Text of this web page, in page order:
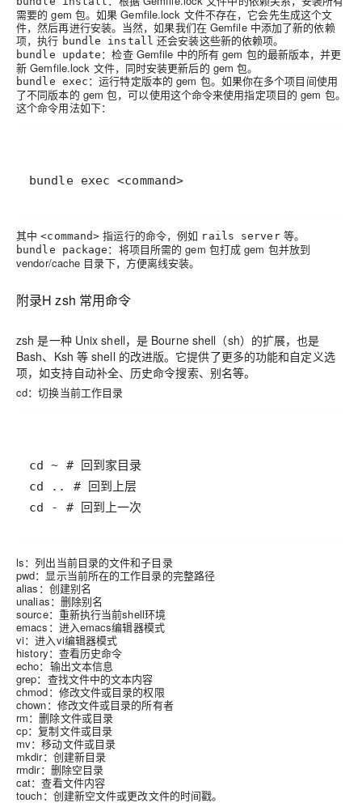
需要的 gem 包。如果 Gemfile.lock 文件不存在，它会先生成这个文
件，然后再进行安装。当然，如果我们在 Gemfile 中添加了新的依赖
项，执行 bundle install 还会安装这些新的依赖项。
bundle update ：检查 Gemfile 中的所有 gem 包的最新版本，并更
新 Gemfile.lock 文件，同时安装更新后的 gem 包。
bundle exec ：运行特定版本的 gem 包。如果你在多个项目间使用
了不同版本的 gem 包，可以使用这个命令来使用指定项目的 gem 包。
这个命令用法如下：
bundle exec <command>
其中<command> 指运行的命令，例如 rails server等。
bundle package ：将项目所需的 gem 包打成 gem 包并放到
vendor/cache 目录下，方便离线安装。
附录H zsh 常用命令
zsh 是一种 Unix shell，是 Bourne shell（sh）的扩展，也是
Bash、Ksh 等 shell 的改进版。它提供了更多的功能和自定义选
项，如支持自动补全、历史命令搜索、别名等。
cd：切换当前工作目录
cd - # 回到上一次
ls：列出当前目录的文件和子目录
pwd：显示当前所在的工作目录的完整路径
alias：创建别名
unalias：删除别名
source：重新执行当前shell环境
emacs：进入emacs编辑器模式
vi：进入vi编辑器模式
history：查看历史命令
echo：输出文本信息
grep：查找文件中的文本内容
chmod：修改文件或目录的权限
chown：修改文件或目录的所有者
rm：删除文件或目录
cp：复制文件或目录
mv：移动文件或目录
mkdir：创建新目录
rmdir：删除空目录
cat：查看文件内容
touch：创建新空文件或更改文件的时间戳。